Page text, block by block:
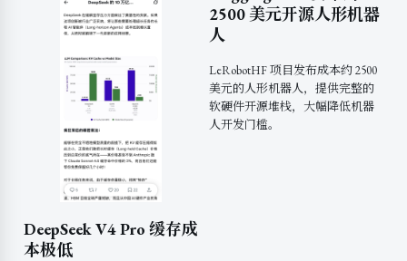
DeepSeek V4 Pro 缓存成
本极低
2500 美元开源人形机器
人
LeRobotHF 项目发布成本约 2500
美元的人形机器人，提供完整的
软硬件开源堆栈，大幅降低机器
人开发门槛。